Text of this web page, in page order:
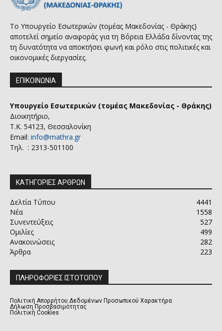
Το Υπουργείο Εσωτερικών (τομέας Μακεδονίας - Θράκης)
αποτελεί σημείο αναφοράς για τη Βόρεια Ελλάδα δίνοντας της
τη δυνατότητα να αποκτήσει φωνή και ρόλο στις πολιτικές και
οικονομικές διεργασίες.
ΕΠΙΚΟΙΝΩΝΙΑ
Υπουργείο Εσωτερικών (τομέας Μακεδονίας - Θράκης)
Διοικητήριο,
Τ.Κ. 54123, Θεσσαλονίκη
Email: info@mathra.gr
Τηλ. : 2313-501100
ΚΑΤΗΓΟΡΙΕΣ ΑΡΘΡΩΝ
Δελτία Τύπου
4441
Νέα
1558
Συνεντεύξεις
527
Ομιλίες
499
Ανακοινώσεις
282
Άρθρα
223
ΠΛΗΡΟΦΟΡΙΕΣ ΙΣΤΟΤΟΠΟΥ
Πολιτική Απορρήτου Δεδομένων Προσωπικού Χαρακτήρα
Δήλωση Προσβασιμότητας
Πολιτική Cookies